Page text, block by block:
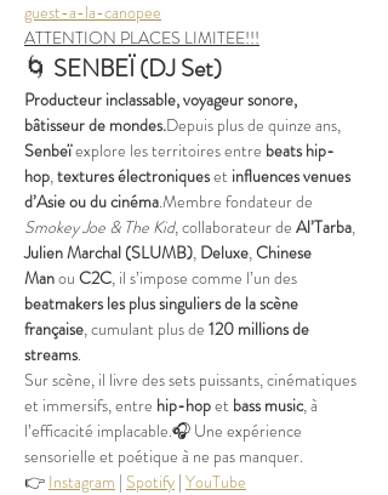
guest-a-la-canopee
ATTENTION PLACES LIMITEE!!!
🌀 SENBEÏ (DJ Set)
Producteur inclassable, voyageur sonore,
bâtisseur de mondes.Depuis plus de quinze ans,
Senbeï explore les territoires entre beats hip-
hop, textures électroniques et influences venues
d’Asie ou du cinéma.Membre fondateur de
Smokey Joe & The Kid, collaborateur de Al’Tarba,
Julien Marchal (SLUMB), Deluxe, Chinese
Man ou C2C, il s’impose comme l’un des
beatmakers les plus singuliers de la scène
française, cumulant plus de 120 millions de
streams.
Sur scène, il livre des sets puissants, cinématiques
et immersifs, entre hip-hop et bass music, à
l’efficacité implacable.🎧 Une expérience
sensorielle et poétique à ne pas manquer.
👉 Instagram | Spotify | YouTube